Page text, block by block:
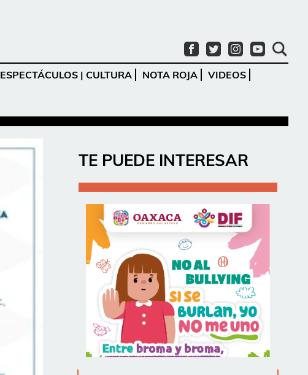
ESPECTÁCULOS | CULTURA NOTA ROJA
VIDEOS
TE PUEDE INTERESAR